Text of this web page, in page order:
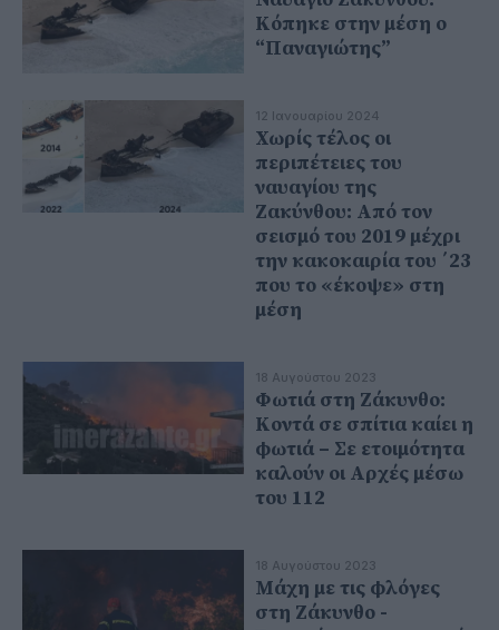
Κόπηκε στην μέση ο
“Παναγιώτης”
12 Ιανουαρίου 2024
Χωρίς τέλος οι
περιπέτειες του
ναυαγίου της
Ζακύνθου: Από τον
σεισμό του 2019 μέχρι
την κακοκαιρία του ΄23
που το «έκοψε» στη
μέση
18 Αυγούστου 2023
Φωτιά στη Ζάκυνθο:
Κοντά σε σπίτια καίει η
φωτιά – Σε ετοιμότητα
καλούν οι Αρχές μέσω
του 112
18 Αυγούστου 2023
Μάχη με τις φλόγες
στη Ζάκυνθο -